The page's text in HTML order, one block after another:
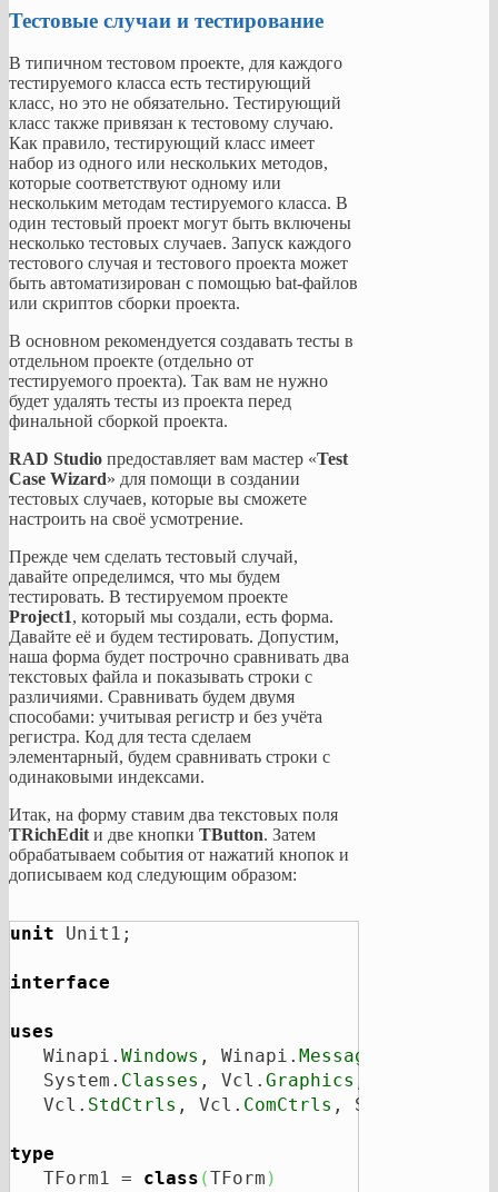
Тестовые случаи и тестирование
В типичном тестовом проекте, для каждого
тестируемого класса есть тестирующий
класс, но это не обязательно. Тестирующий
класс также привязан к тестовому случаю.
Как правило, тестирующий класс имеет
набор из одного или нескольких методов,
которые соответствуют одному или
нескольким методам тестируемого класса. В
один тестовый проект могут быть включены
несколько тестовых случаев. Запуск каждого
тестового случая и тестового проекта может
быть автоматизирован с помощью bat-файлов
или скриптов сборки проекта.
В основном рекомендуется создавать тесты в
отдельном проекте (отдельно от
тестируемого проекта). Так вам не нужно
будет удалять тесты из проекта перед
финальной сборкой проекта.
RAD Studio предоставляет вам мастер «Test
Case Wizard» для помощи в создании
тестовых случаев, которые вы сможете
настроить на своё усмотрение.
Прежде чем сделать тестовый случай,
давайте определимся, что мы будем
тестировать. В тестируемом проекте
Project1, который мы создали, есть форма.
Давайте её и будем тестировать. Допустим,
наша форма будет построчно сравнивать два
текстовых файла и показывать строки с
различиями. Сравнивать будем двумя
способами: учитывая регистр и без учёта
регистра. Код для теста сделаем
элементарный, будем сравнивать строки с
одинаковыми индексами.
Итак, на форму ставим два текстовых поля
TRichEdit и две кнопки TButton. Затем
обрабатываем события от нажатий кнопок и
дописываем код следующим образом:
unit Unit1;
interface
uses
   Winapi.
Windows , Winapi. Messages
   System.
Classes , Vcl. Graphics
   Vcl.
StdCtrls , Vcl. ComCtrls , System.
type
   TForm1 =
class (TForm )